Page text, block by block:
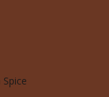
Spice